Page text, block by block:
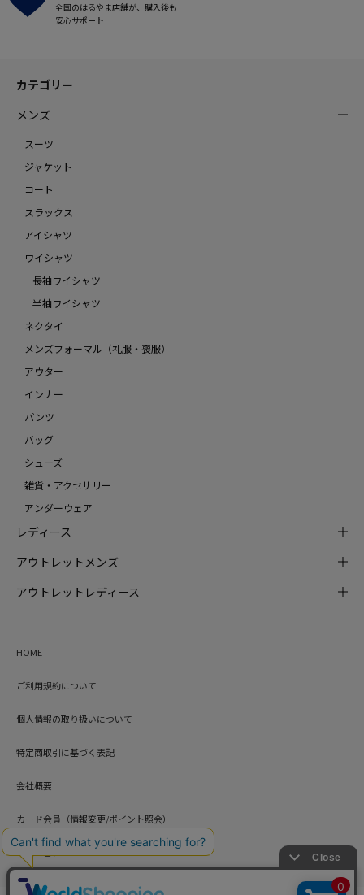
全国のはるやま店舗が、購入後も
安心サポート
カテゴリー
メンズ
スーツ
ジャケット
コート
スラックス
アイシャツ
ワイシャツ
長袖ワイシャツ
半袖ワイシャツ
ネクタイ
メンズフォーマル（礼服・喪服）
アウター
インナー
パンツ
バッグ
シューズ
雑貨・アクセサリー
アンダーウェア
レディース
アウトレットメンズ
アウトレットレディース
HOME
ご利用規約について
個人情報の取り扱いについて
特定商取引に基づく表記
会社概要
カード会員（情報変更/ポイント照会）